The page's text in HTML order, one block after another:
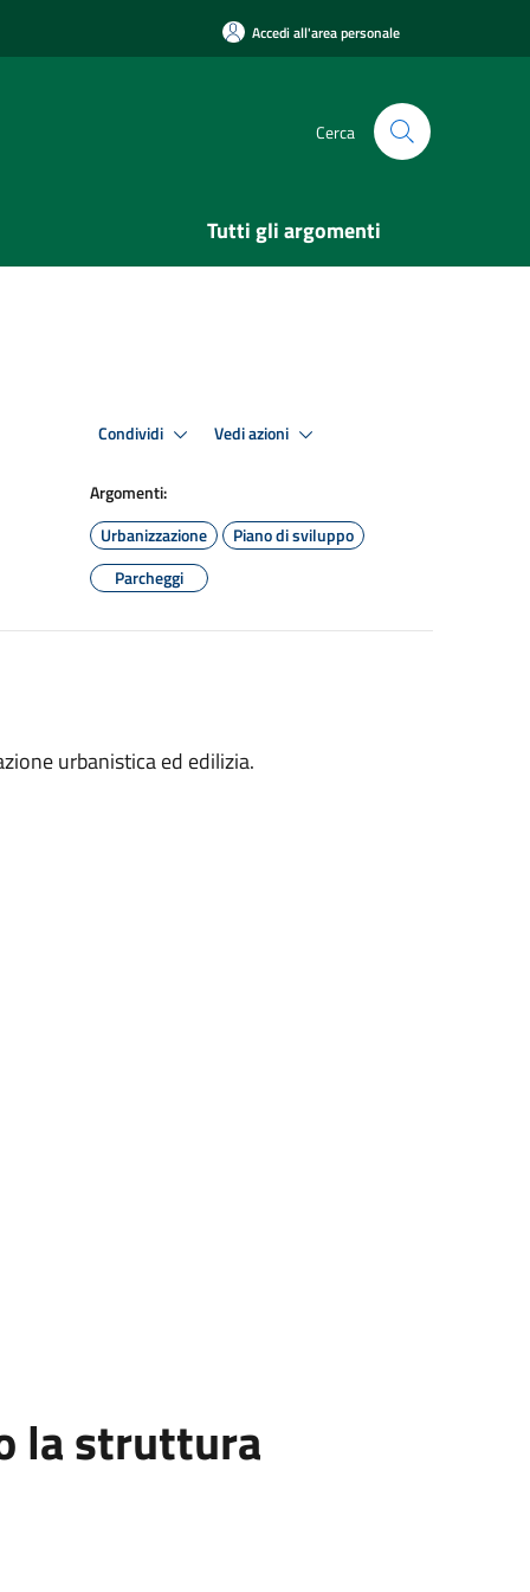
Accedi all'area personale
Cerca
Tutti gli argomenti
Condividi Vedi azioni
Argomenti:
Urbanizzazione
Piano di sviluppo
Parcheggi
urbanistica ed edilizia.
la struttura